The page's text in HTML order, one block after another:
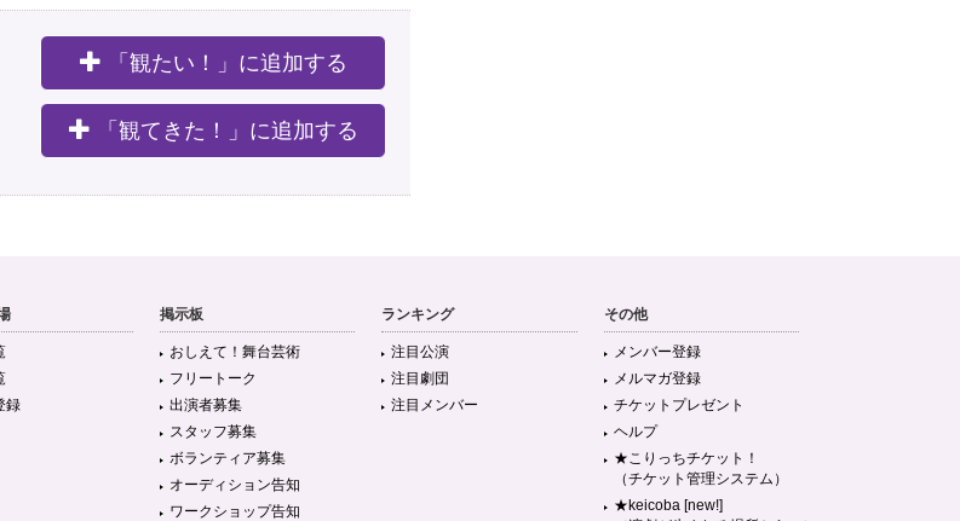
「観たい！」に追加する
「観てきた！」に追加する
録
掲示板
おしえて！舞台芸術
フリートーク
出演者募集
スタッフ募集
ボランティア募集
オーディション告知
ワークショップ告知
ランキング
注目公演
注目劇団
注目メンバー
その他
メンバー登録
メルマガ登録
チケットプレゼント
ヘルプ
★こりっちチケット！
（チケット管理システム）
★keicoba [new!]